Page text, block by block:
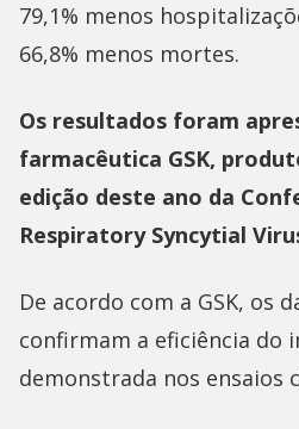
79,1% menos
66,8% menos mortes.
Os resultados foram
farmacêutica GSK,
edição deste ano da
Respiratory Syncytial
De acordo com a GSK, os
confirmam a eficiência do
demonstrada nos ensaios